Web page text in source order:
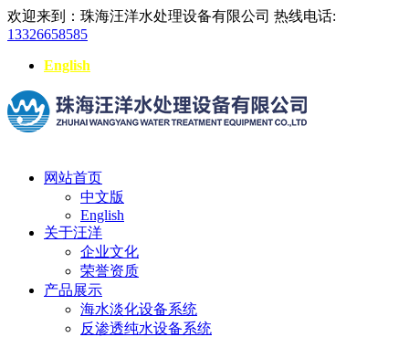
欢迎来到：珠海汪洋水处理设备有限公司 热线电话:
13326658585
English
网站首页
中文版
English
关于汪洋
企业文化
荣誉资质
产品展示
海水淡化设备系统
反渗透纯水设备系统